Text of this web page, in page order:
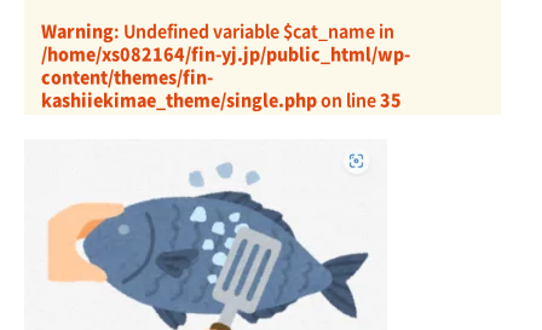
Warning: Undefined variable $cat_name in
/home/xs082164/fin-yj.jp/public_html/wp-
content/themes/fin-
kashiiekimae_theme/single.phpon line35